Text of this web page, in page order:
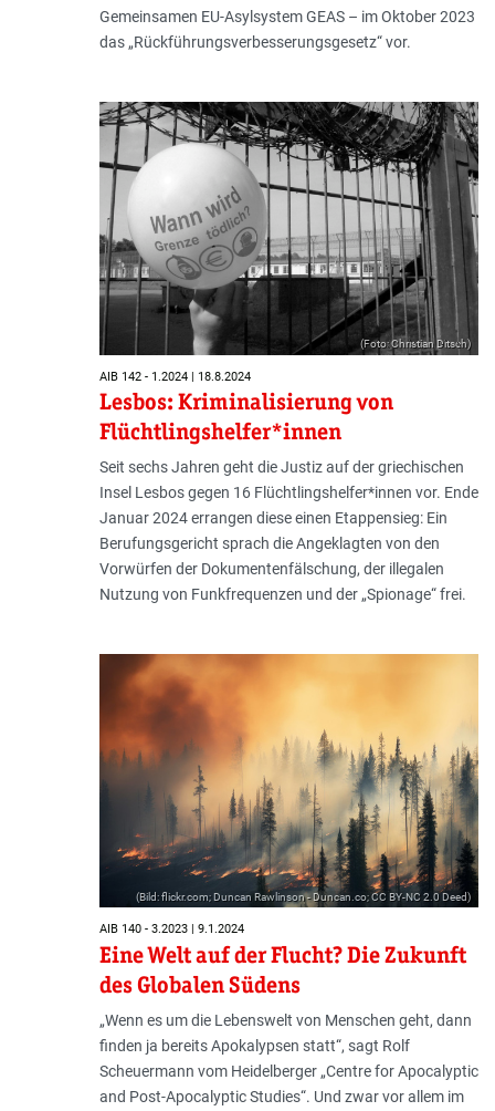
Gemeinsamen EU-Asylsystem GEAS – im Oktober 2023
das „Rückführungsverbesserungsgesetz“ vor.
(Foto: Christian Ditsch)
AIB 142 - 1.2024 | 18.8.2024
Lesbos: Kriminalisierung von
Flüchtlingshelfer*innen
Seit sechs Jahren geht die Justiz auf der griechischen
Insel Lesbos gegen 16 Flüchtlingshelfer*innen vor. Ende
Januar 2024 errangen diese einen Etappensieg: Ein
Berufungsgericht sprach die Angeklagten von den
Vorwürfen der Dokumentenfälschung, der illegalen
Nutzung von Funkfrequenzen und der „Spionage“ frei.
(Bild: flickr.com; Duncan Rawlinson - Duncan.co; CC BY-NC 2.0 Deed)
AIB 140 - 3.2023 | 9.1.2024
Eine Welt auf der Flucht? Die Zukunft
des Globalen Südens
„Wenn es um die Lebenswelt von Menschen geht, dann
finden ja bereits Apokalypsen statt“, sagt Rolf
Scheuermann vom Heidelberger „Centre for Apocalyptic
and Post-Apocalyptic Studies“. Und zwar vor allem im